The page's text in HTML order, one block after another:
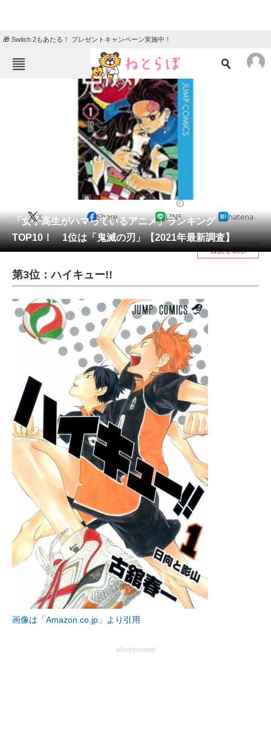
🎁 Switch 2もあたる！ プレゼントキャンペーン実施中！
ねとらぼメニュー
ニュース
クイズ
地域
教育・育児
リサーチ
会員記事
メディア
注目記事を集めた総合ページ
スマホと通信の最新トレンド
進化するPCとデバイスの未来
好きが集まる 比べて選べる
ビジネスと働き方のヒント
AI活用のいまが分かる
企業ITのトレンドを詳説
経営リーダーのコミュニティ
マーケ×ITの今がよく分かる
ITエンジニア向け専門サイト
企業向けIT製品の総合サイト
IT製品の技術・比較・事例
製造業のIT導入・活用を支援
「女子高生がハマっているアニメ」ランキング
TOP10！ 1位は「鬼滅の刃」【2021年最新調査】
X Share LINE hatena
目次を表示
第3位：ハイキュー!!
画像は「Amazon.co.jp」より引用
advertisement